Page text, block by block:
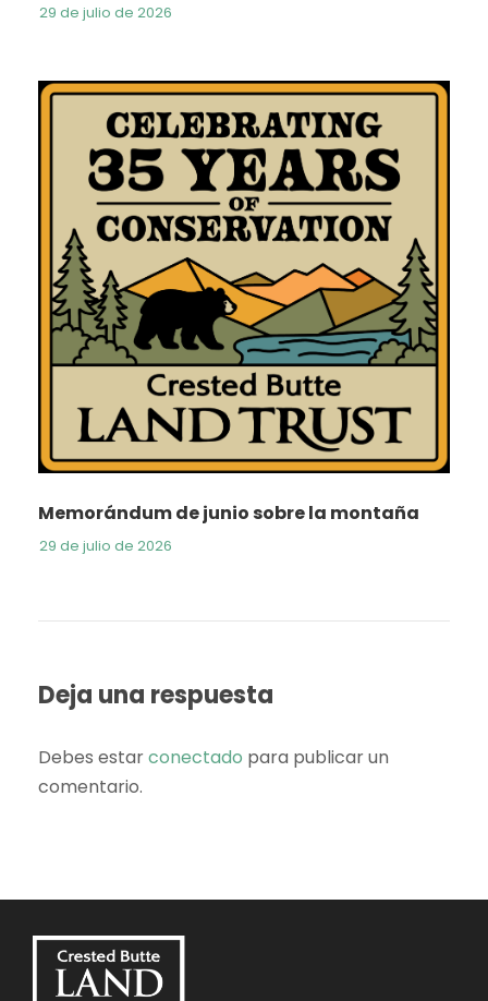
29 de julio de 2026
Memorándum de junio sobre la montaña
29 de julio de 2026
Deja una respuesta
Debes estarconectado para publicar un
comentario.